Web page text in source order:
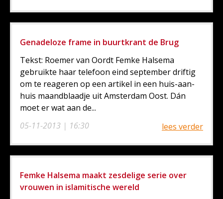
Genadeloze frame in buurtkrant de Brug
05-11-2013 | 16:30
Tekst: Roemer van Oordt Femke Halsema
gebruikte haar telefoon eind september driftig
om te reageren op een artikel in een huis-aan-
huis maandblaadje uit Amsterdam Oost. Dán
moet er wat aan de...
lees verder
Femke Halsema maakt zesdelige serie over
vrouwen in islamitische wereld